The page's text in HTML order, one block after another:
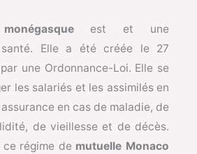
est et une
santé. Elle a été créée le 27
une Ordonnance-Loi. Elle se
les salariés et les assimilés en
en cas de maladie, de
de vieillesse et de décès.
régime de mutuelle Monaco